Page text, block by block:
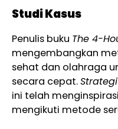
Studi Kasus
Penulis buku The 4-
mengembangkan
sehat dan olahraga
secara cepat.
ini telah
mengikuti metode